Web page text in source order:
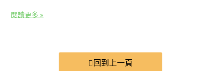
閱讀更多 »
回到上一頁